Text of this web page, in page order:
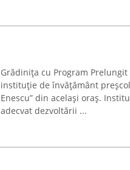
Grădinița cu Program
instituție de învățământ
Enescu” din același oraș.
adecvat dezvoltării ...